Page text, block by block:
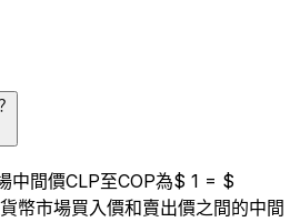
間價CLP至COP為$ 1 = $
幣市場買入價和賣出價之間的中間